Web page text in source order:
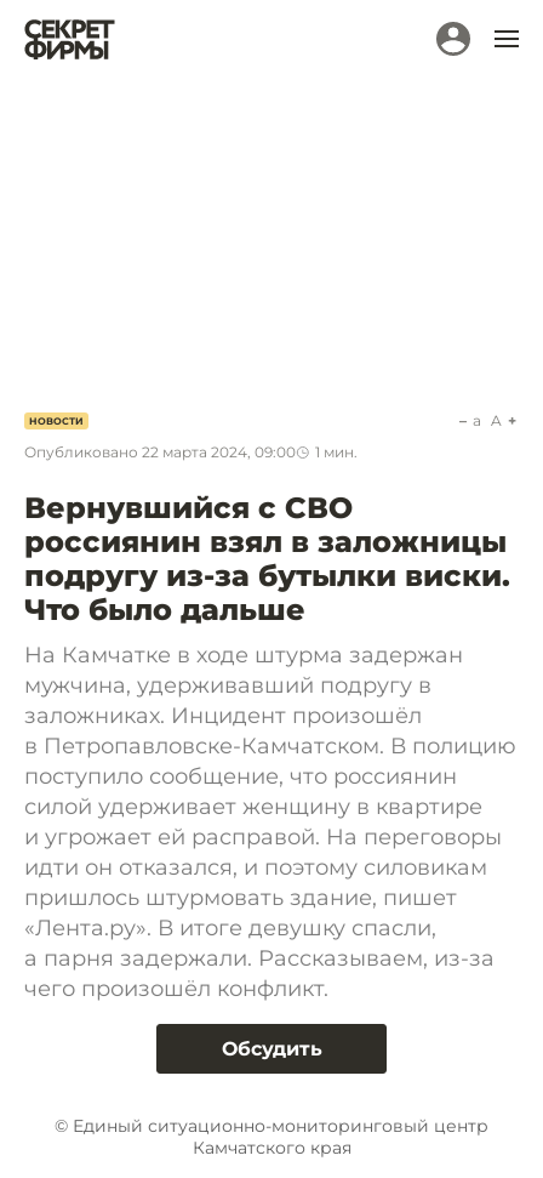
НОВОСТИ
Опубликовано 22 марта 2024, 09:00 1 мин.
a A
Вернувшийся с СВО
россиянин взял в заложницы
подругу из-за бутылки виски.
Что было дальше
На Камчатке в ходе штурма задержан
мужчина, удерживавший подругу в
заложниках. Инцидент произошёл
в Петропавловске-Камчатском. В полицию
поступило сообщение, что россиянин
силой удерживает женщину в квартире
и угрожает ей расправой. На переговоры
идти он отказался, и поэтому силовикам
пришлось штурмовать здание, пишет
«Лента.ру». В итоге девушку спасли,
а парня задержали. Рассказываем, из-за
чего произошёл конфликт.
Обсудить
© Единый ситуационно-мониторинговый центр
Камчатского края